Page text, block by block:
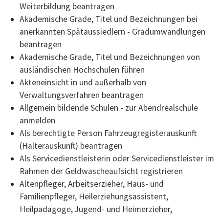
Weiterbildung beantragen
Akademische Grade, Titel und Bezeichnungen bei
anerkannten Spätaussiedlern - Gradumwandlungen
beantragen
Akademische Grade, Titel und Bezeichnungen von
ausländischen Hochschulen führen
Akteneinsicht in und außerhalb von
Verwaltungsverfahren beantragen
Allgemein bildende Schulen - zur Abendrealschule
anmelden
Als berechtigte Person Fahrzeugregisterauskunft
(Halterauskunft) beantragen
Als Servicedienstleisterin oder Servicedienstleister im
Rahmen der Geldwäscheaufsicht registrieren
Altenpfleger, Arbeitserzieher, Haus- und
Familienpfleger, Heilerziehungsassistent,
Heilpädagoge, Jugend- und Heimerzieher,